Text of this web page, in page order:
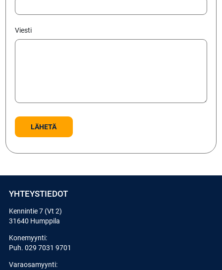
Viesti
YHTEYSTIEDOT
Kennintie 7 (Vt 2)
31640 Humppila
Konemyynti:
Puh. 029 7031 9701
Varaosamyynti: